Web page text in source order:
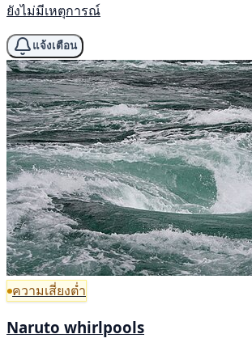
ยังไม่มีเหตุการณ์
แจ้งเตือน
ความเสี่ยงต่ำ
Naruto whirlpools